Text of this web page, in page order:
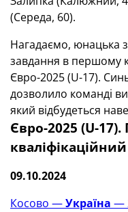
(Середа, 60).
Нагадаємо, юнацька
завдання в першому
Євро-2025 (U-17).
дозволило команді
який відбудеться
Євро-2025 (U-
09.10.2024
Косово —Україна —